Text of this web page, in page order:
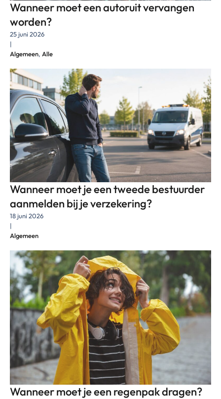
Wanneer moet een autoruit vervangen
worden?
25 juni 2026
|
Algemeen, Alle
Wanneer moet je een tweede bestuurder
aanmelden bij je verzekering?
18 juni 2026
|
Algemeen
Wanneer moet je een regenpak dragen?